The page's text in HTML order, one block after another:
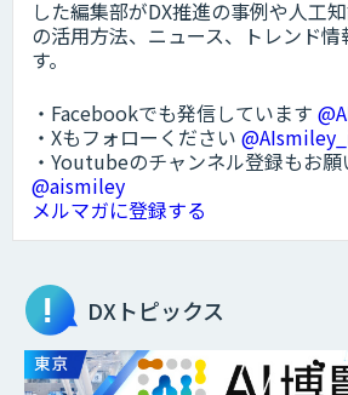
した編集部がDX推進の事例や人工
の活用方法、ニュース、トレンド
す。
・Facebookでも発信しています
・Xもフォローください
・Youtubeのチャンネル登録もお
@aismiley
メルマガに登録する
DXトピックス